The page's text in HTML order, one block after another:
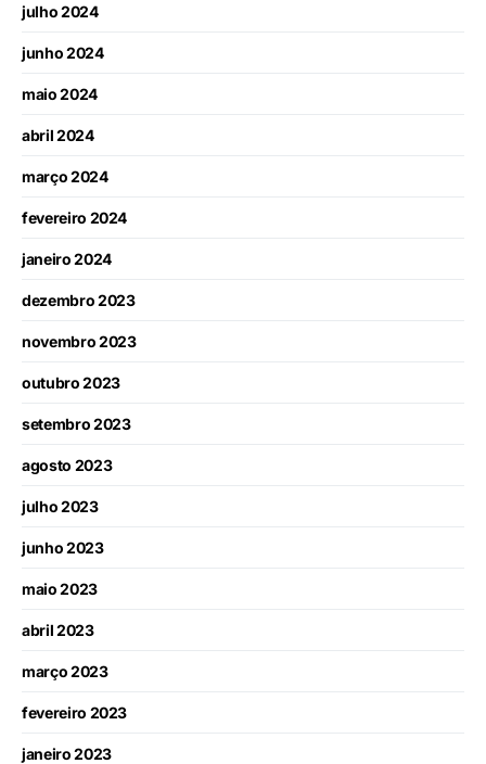
julho 2024
junho 2024
maio 2024
abril 2024
março 2024
fevereiro 2024
janeiro 2024
dezembro 2023
novembro 2023
outubro 2023
setembro 2023
agosto 2023
julho 2023
junho 2023
maio 2023
abril 2023
março 2023
fevereiro 2023
janeiro 2023